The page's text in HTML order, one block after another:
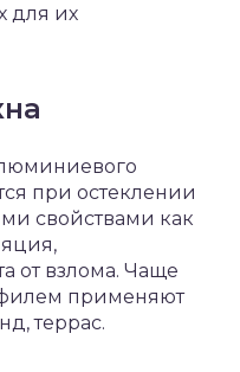
для их
при остеклении
свойствами как
от взлома. Чаще
применяют
террас.